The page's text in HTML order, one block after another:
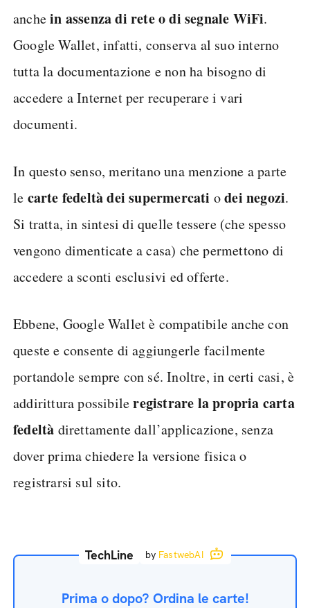
anchein assenza di rete o di segnale WiFi.
Google Wallet, infatti, conserva al suo interno
tutta la documentazione e non ha bisogno di
accedere a Internet per recuperare i vari
documenti.
In questo senso, meritano una menzione a parte
le carte fedeltà dei supermercati odei negozi.
Si tratta, in sintesi di quelle tessere (che spesso
vengono dimenticate a casa) che permettono di
accedere a sconti esclusivi ed offerte.
Ebbene, Google Wallet è compatibile anche con
queste e consente di aggiungerle facilmente
portandole sempre con sé. Inoltre, in certi casi, è
addirittura possibileregistrare la propria carta
fedeltà direttamente dall’applicazione, senza
dover prima chiedere la versione fisica o
registrarsi sul sito.
TechLine by FastwebAI
Prima o dopo? Ordina le carte!